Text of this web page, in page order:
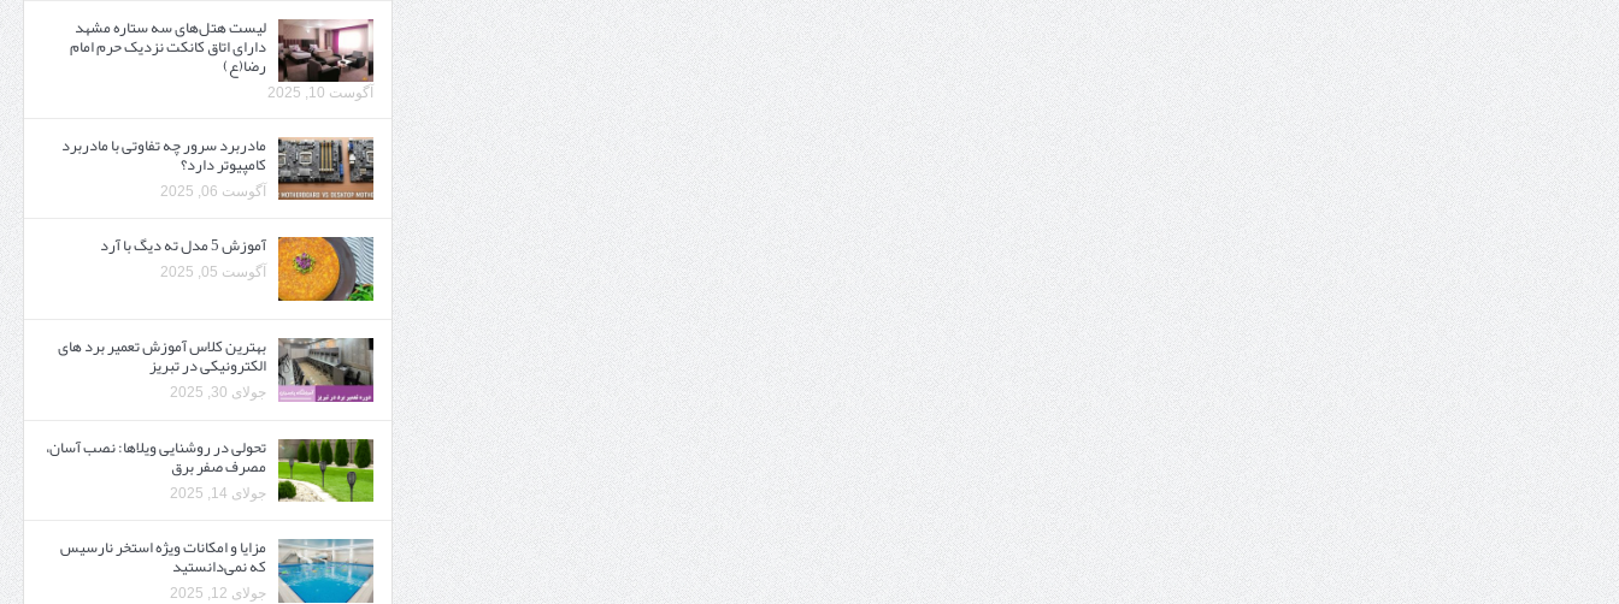
لیست هتل‌های سه ستاره مشهد
دارای اتاق کانکت نزدیک حرم امام
رضا(ع)
آگوست 10, 2025
مادربرد سرور چه تفاوتی با مادربرد
کامپیوتر دارد؟
آگوست 06, 2025
آموزش 5 مدل ته دیگ با آرد
آگوست 05, 2025
بهترین کلاس آموزش تعمیر برد های
الکترونیکی در تبریز
جولای 30, 2025
تحولی در روشنایی ویلاها: نصب آسان،
مصرف صفر برق
جولای 14, 2025
مزایا و امکانات ویژه استخر نارسیس
که نمی‌دانستید
جولای 12, 2025